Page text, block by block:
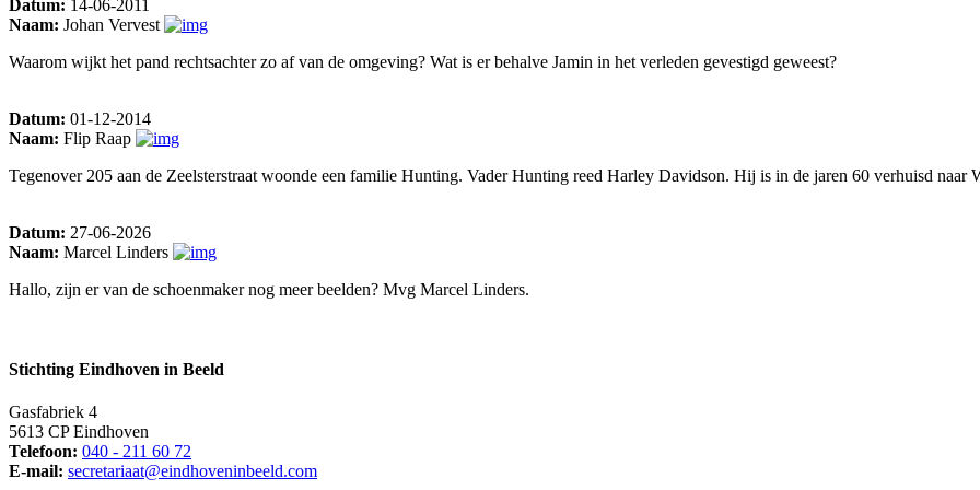
Datum: 14-06-2011
Naam: Johan Vervest
Waarom wijkt het pand rechtsachter zo af van de omgeving? Wat is er behalve Jamin in het verleden gevestigd geweest?
Datum: 01-12-2014
Naam: Flip Raap
Tegenover 205 aan de Zeelsterstraat woonde een familie Hunting. Vader Hunting reed Harley Davidson. Hij is in de jaren 60 verhuisd naar
Datum: 27-06-2026
Naam: Marcel Linders
Hallo, zijn er van de schoenmaker nog meer beelden? Mvg Marcel Linders.
Stichting Eindhoven in Beeld
Gasfabriek 4
5613 CP Eindhoven
Telefoon: 040 - 211 60 72
E-mail: secretariaat@eindhoveninbeeld.com